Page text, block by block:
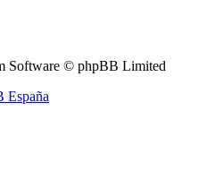
Software © phpBB Limited
España